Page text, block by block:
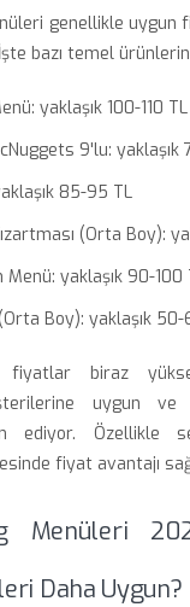
genellikle uygun
bazı temel
yaklaşık 100-110 TL
9'lu: yaklaşık
85-95 TL
(Orta Boy):
Menü: yaklaşık 90-100
Boy): yaklaşık 50-
fiyatlar biraz
uygun
ediyor. Özellikle
fiyat avantajı
Menüleri
Daha Uygun?